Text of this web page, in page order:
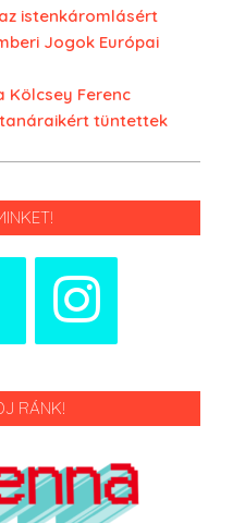
istenkáromlásért
Jogok Európai
Kölcsey Ferenc
tüntettek
RÁNK!